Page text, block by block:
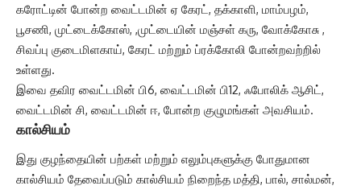
கரோட்டின் போன்ற வைட்டமின் ஏ கேரட், தக்காளி, மாம்பழம்,
பூசணி, முட்டைக்கோஸ், ,முட்டையின் மஞ்சள் கரு, வோக்கோசு ,
சிவப்பு குடைமிளகாய், கேரட் மற்றும் ப்ரக்கோலி போன்றவற்றில்
உள்ளது.
இவை தவிர வைட்டமின் பி6, வைட்டமின் பி12, ஃபோலிக் ஆசிட்,
வைட்டமின் சி, வைட்டமின் ஈ, போன்ற குழுமங்கள் அவசியம்.
கால்சியம்
இது குழந்தையின் பற்கள் மற்றும் எலும்புகளுக்கு போதுமான
கால்சியம் தேவைப்படும் கால்சியம் நிறைந்த மத்தி, பால், சால்மன்,